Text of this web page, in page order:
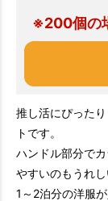
※200個の
推し活にぴった
トです。
ハンドル部分で
やすいのもうれし
1～2泊分の洋服